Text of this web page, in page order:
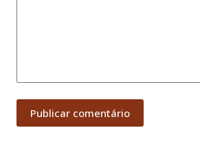
Publicar comentário